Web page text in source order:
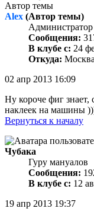
Автор темы
Alex (Автор темы)
Администратор
Сообщения:
В клубе с: 24
Откуда:
02 апр 2013 16:09
Ну короче фиг знает,
наклеек на машины
Вернуться к началу
Чубака
Гуру мануалов
Сообщения:
В клубе с: 12
19 апр 2013 19:37